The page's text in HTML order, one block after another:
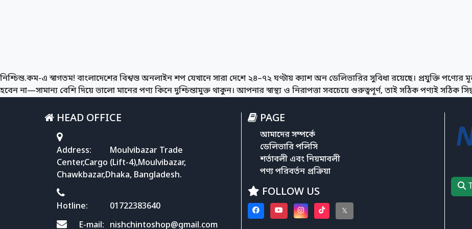
নিশ্চিন্ত.কম-এ স্বাগতম! বাংলাদেশের বিশ্বস্ত অনলাইন শপ যেখানে সারা দেশে ২৪–৭২ ঘণ্টায় ক্যাশ অন ডেলিভারির সুবিধা রয়েছে। প্রযুক্তি পণ্যের
হবেন না—সামান্য বেশি দিয়ে ভালো মানের পণ্য কিনে দুশ্চিন্তামুক্ত থাকুন। আপনার স্বাস্থ্য ও নিরাপত্তা সবচেয়ে গুরুত্বপূর্ণ, তাই সঠিক পণ্যই সঠিক
HEAD OFFICE
Address:
Moulvibazar Trade
Center,Cargo (Lift-4),Moulvibazar,
Chawkbazar,Dhaka, Bangladesh.
Hotline:
01722383640
E-mail: nishchintoshop@gmail.com
PAGE
আমাদের সম্পর্কে
ডেলিভারি পলিসি
শর্তাবলী এবং নিয়মাবলী
পণ্য পরিবর্তন প্রক্রিয়া
FOLLOW US
𝕏